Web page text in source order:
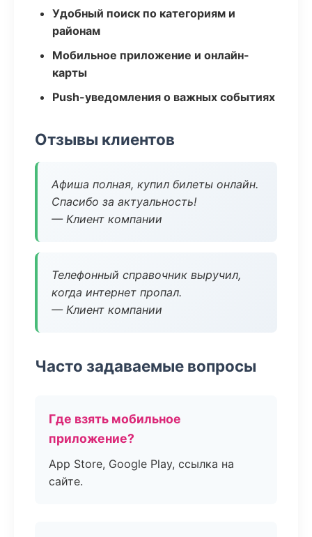
Удобный поиск по категориям и
районам
Мобильное приложение и онлайн-
карты
Push-уведомления о важных событиях
Отзывы клиентов
Афиша полная, купил билеты онлайн.
Спасибо за актуальность!
— Клиент компании
Телефонный справочник выручил,
когда интернет пропал.
— Клиент компании
Часто задаваемые вопросы
Где взять мобильное
приложение?
App Store, Google Play, ссылка на
сайте.